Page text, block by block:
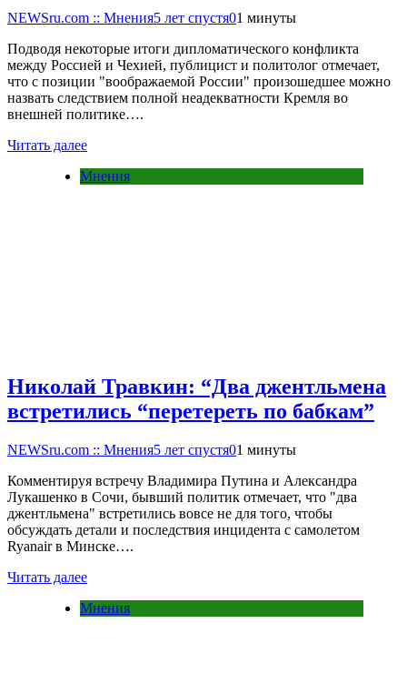
NEWSru.com :: Мнения5 лет спустя01 минуты
Подводя некоторые итоги дипломатического конфликта
между Россией и Чехией, публицист и политолог отмечает,
что с позиции "воображаемой России" произошедшее можно
назвать следствием полной неадекватности Кремля во
внешней политике….
Читать далее
Мнения
Николай Травкин: “Два джентльмена
встретились “перетереть по бабкам”
NEWSru.com :: Мнения5 лет спустя01 минуты
Комментируя встречу Владимира Путина и Александра
Лукашенко в Сочи, бывший политик отмечает, что "два
джентльмена" встретились вовсе не для того, чтобы
обсуждать детали и последствия инцидента с самолетом
Ryanair в Минске….
Читать далее
Мнения